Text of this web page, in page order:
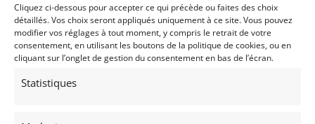
Cliquez ci-dessous pour accepter ce qui précède ou faites des choix
détaillés. Vos choix seront appliqués uniquement à ce site. Vous pouvez
modifier vos réglages à tout moment, y compris le retrait de votre
consentement, en utilisant les boutons de la politique de cookies, ou en
cliquant sur l’onglet de gestion du consentement en bas de l’écran.
Statistiques
Demandez une expertise de ce modèle
Partager cette annonce